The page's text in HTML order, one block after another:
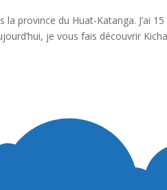
province du Huat-Katanga. J’ai
je vous fais découvrir